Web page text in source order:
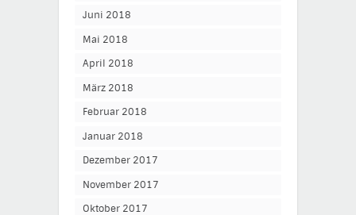
Juni 2018
Mai 2018
April 2018
März 2018
Februar 2018
Januar 2018
Dezember 2017
November 2017
Oktober 2017